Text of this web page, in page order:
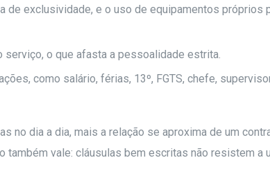
exclusividade, e o uso de equipamentos próprios
o que afasta a pessoalidade estrita.
como salário, férias, 13º, FGTS, chefe,
no dia a dia, mais a relação se aproxima de um
também vale: cláusulas bem escritas não resistem a